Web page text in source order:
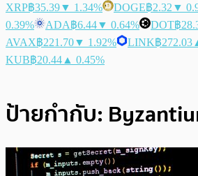
XRP฿35.39▼ 1.34% DOGE฿2.32 ▼
0.39%
ADA฿6.44▼ 0.64% DOT฿
AVAX฿221.70▼ 1.92% LINK฿272.03
KUB฿20.44 ▲ 0.45%
ป้ายกำกับ: